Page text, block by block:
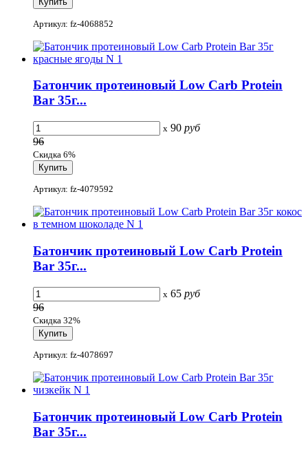
Артикул: fz-4068852
Батончик протеиновый Low Carb Protein
Bar 35г...
x 90 руб
96
Скидка 6%
Артикул: fz-4079592
Батончик протеиновый Low Carb Protein
Bar 35г...
x 65 руб
96
Скидка 32%
Артикул: fz-4078697
Батончик протеиновый Low Carb Protein
Bar 35г...